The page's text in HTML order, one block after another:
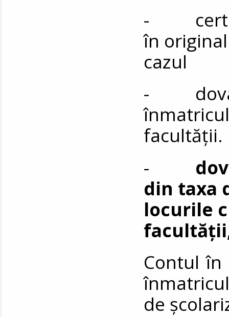
-
în
cazul
-
-
din taxa
locurile
Contul în
de